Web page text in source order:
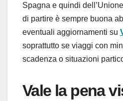
Spagna e quindi
di partire è sempre buona
eventuali aggiornamenti su
soprattutto se viaggi con
scadenza o situazioni
Vale la pena